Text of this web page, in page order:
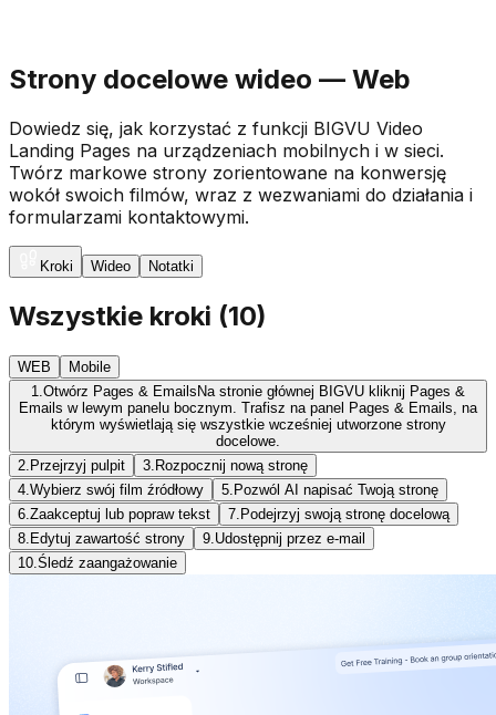
Strony docelowe wideo — Web
Dowiedz się, jak korzystać z funkcji BIGVU Video
Landing Pages na urządzeniach mobilnych i w sieci.
Twórz markowe strony zorientowane na konwersję
wokół swoich filmów, wraz z wezwaniami do działania i
formularzami kontaktowymi.
Kroki Wideo Notatki
Wszystkie kroki (10)
WEB
Mobile
1. Otwórz Pages & EmailsNa stronie głównej BIGVU kliknij Pages &
Emails w lewym panelu bocznym. Trafisz na panel Pages & Emails, na
którym wyświetlają się wszystkie wcześniej utworzone strony
docelowe.
2. Przejrzyj pulpit 3. Rozpocznij nową stronę
4. Wybierz swój film źródłowy 5. Pozwól AI napisać Twoją stronę
6. Zaakceptuj lub popraw tekst 7. Podejrzyj swoją stronę docelową
8. Edytuj zawartość strony 9. Udostępnij przez e-mail
10. Śledź zaangażowanie